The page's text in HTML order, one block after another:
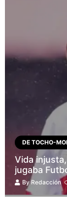
DE TOCHO-
Vida
jugaba
ByRedacción